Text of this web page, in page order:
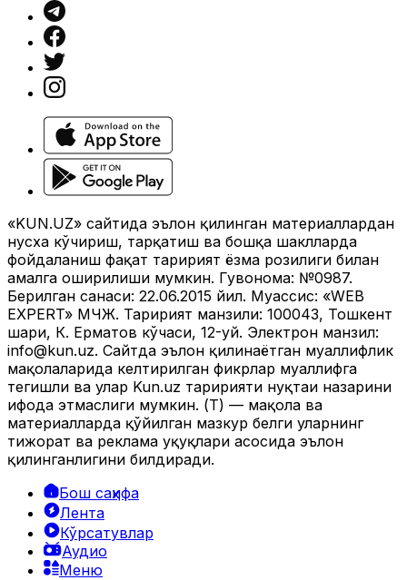
«KUN.UZ» сайтида эълон қилинган материаллардан
нусха кўчириш, тарқатиш ва бошқа шаклларда
фойдаланиш фақат таҳририят ёзма розилиги билан
амалга оширилиши мумкин. Гувоҳнома: №0987.
Берилган санаси: 22.06.2015 йил. Муассис: «WEB
EXPERT» МЧЖ. Таҳририят манзили: 100043, Тошкент
шаҳри, К. Ерматов кўчаси, 12-уй. Электрон манзил:
info@kun.uz. Сайтда эълон қилинаётган муаллифлик
мақолаларида келтирилган фикрлар муаллифга
тегишли ва улар Kun.uz таҳририяти нуқтаи назарини
ифода этмаслиги мумкин. (Т) — мақола ва
материалларда қўйилган мазкур белги уларнинг
тижорат ва реклама ҳуқуқлари асосида эълон
қилинганлигини билдиради.
Бош саҳифа
Лента
Кўрсатувлар
Аудио
Меню